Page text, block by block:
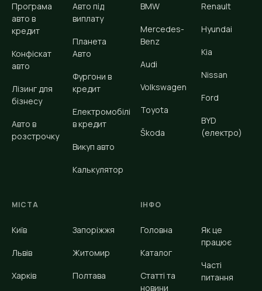
Програма
авто в
кредит
Конфіскат
авто
Лізинг для
бізнесу
Авто в
розстрочку
Авто під
виплату
Планета
Авто
Фургони в
кредит
Електромобілі
в кредит
Викуп авто
Калькулятор
BMW
Mercedes-
Benz
Audi
Volkswagen
Toyota
Škoda
Renault
Hyundai
Kia
Nissan
Ford
BYD
(електро)
МІСТА
Київ
Львів
Харків
Запоріжжя
Житомир
Полтава
ІНФО
Головна
Каталог
Статті та
новини
Як це
працює
Часті
питання